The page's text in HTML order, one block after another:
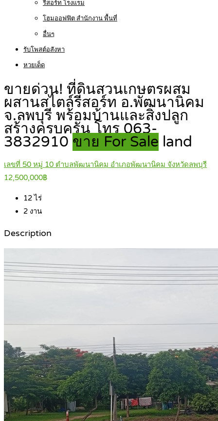
รีสอร์ท โรงแรม
โฮมออฟฟิต สำนักงาน พื้นที่
อื่นๆ
รับโพสต์อสังหา
หวยเด็ด
ขายด่วน! ที่ดินสวนเกษตรผสม
ผสานสไตล์รีสอร์ท อ.พัฒนานิคม
จ.ลพบุรี พร้อมบ้านและสิ่งปลูก
สร้างครบครัน โทร 063-
3832910 ขาย For Sale land
เลขที่ 50 หมู่ 10 ตำบลพัฒนานิคม อำเภอพัฒนานิคม จังหวัดลพบุรี
12,500,000฿
12ไร่
2 งาน
Description